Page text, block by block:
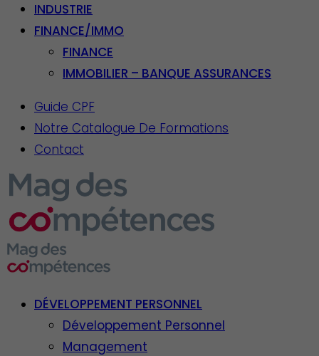
INDUSTRIE
FINANCE/IMMO
FINANCE
IMMOBILIER – BANQUE ASSURANCES
Guide CPF
Notre Catalogue De Formations
Contact
DÉVELOPPEMENT PERSONNEL
Développement Personnel
Management